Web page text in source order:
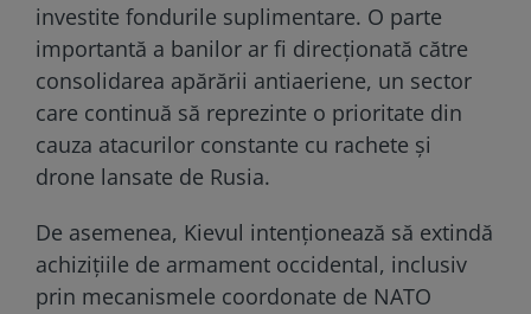
investite fondurile suplimentare. O parte
importantă a banilor ar fi direcționată către
consolidarea apărării antiaeriene, un sector
care continuă să reprezinte o prioritate din
cauza atacurilor constante cu rachete și
drone lansate de Rusia.
De asemenea, Kievul intenționează să extindă
achizițiile de armament occidental, inclusiv
prin mecanismele coordonate de NATO